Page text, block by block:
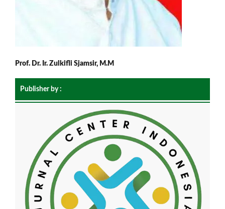
Prof. Dr. Ir. Zulkifli Sjamsir, M.M
Publisher by :